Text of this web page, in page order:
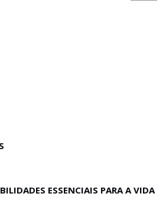
ESSENCIAIS PARA A VIDA